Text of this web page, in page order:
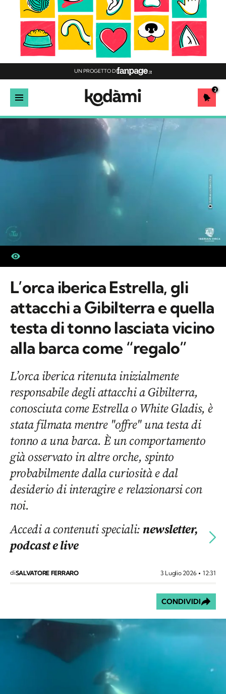
UN PROGETTO DI
2
L’orca iberica Estrella, gli
attacchi a Gibilterra e quella
testa di tonno lasciata vicino
alla barca come “regalo”
L’orca iberica ritenuta inizialmente
responsabile degli attacchi a Gibilterra,
conosciuta come Estrella o White Gladis, è
stata filmata mentre "offre" una testa di
tonno a una barca. È un comportamento
già osservato in altre orche, spinto
probabilmente dalla curiosità e dal
desiderio di interagire e relazionarsi con
noi.
Accedi a contenuti speciali:newsletter,
podcast e live
diSALVATORE FERRARO 3 Luglio 2026 12:31
CONDIVIDI